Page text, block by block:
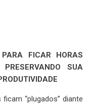
FICAR HORAS
SUA
“plugados” diante